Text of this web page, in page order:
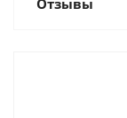
Отзывы